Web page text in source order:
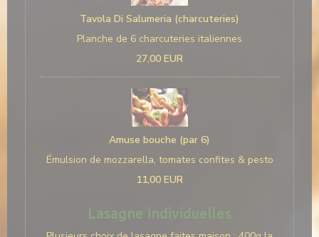
Tavola Di Salumeria (charcuteries)
Planche de 6 charcuteries italiennes
27,00 EUR
Amuse bouche (par 6)
Émulsion de mozzarella, tomates confites & pesto
11,00 EUR
Lasagne individuelles